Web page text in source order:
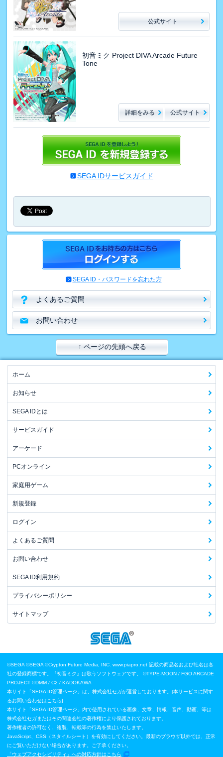
公式サイト
初音ミク Project DIVA Arcade Future
Tone
詳細をみる 公式サイト
SEGA IDサービスガイド
SEGA ID・パスワードを忘れた方
よくあるご質問
お問い合わせ
↑ ページの先頭へ戻る
ホーム
お知らせ
SEGA IDとは
サービスガイド
アーケード
PCオンライン
家庭用ゲーム
新規登録
ログイン
よくあるご質問
お問い合わせ
SEGA ID利用規約
プライバシーポリシー
サイトマップ
©SEGA ©SEGA ©Crypton Future Media, INC. www.piapro.net 記載の商品名および社名は各
社の登録商標です。『初音ミク』は歌うソフトウェアです。
©TYPE-MOON / FGO ARCADE
PROJECT ©DMM / C2 / KADOKAWA
本サイト「SEGA ID管理ページ」は、株式会社セガが運営しております。[本サービスに関す
るお問い合わせはこちら]
本サイト「SEGA ID管理ページ」内で使用されている画像、文章、情報、音声、動画、等は
株式会社セガまたはその関連会社の著作権により保護されております。
著作権者の許可なく、複製、転載等の行為を禁止いたします。
JavaScript、CSS（スタイルシート）を有効にしてください。最新のブラウザ以外では、正常
にご覧いただけない場合があります。ご了承ください。
「ウェブアクセシビリティ」への対応方針はこちら